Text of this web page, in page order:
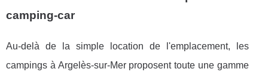
camping-car
Au-delà de la simple location de l'emplacement, les
campings à Argelès-sur-Mer proposent toute une gamme